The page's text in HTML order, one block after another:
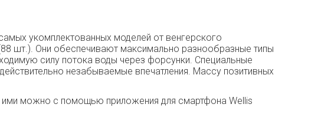
укомплектованных моделей от венгерского
шт.). Они обеспечивают максимально разнообразные типы
силу потока воды через форсунки. Специальные
незабываемые впечатления. Массу позитивных
ими можно с помощью приложения для смартфона Wellis